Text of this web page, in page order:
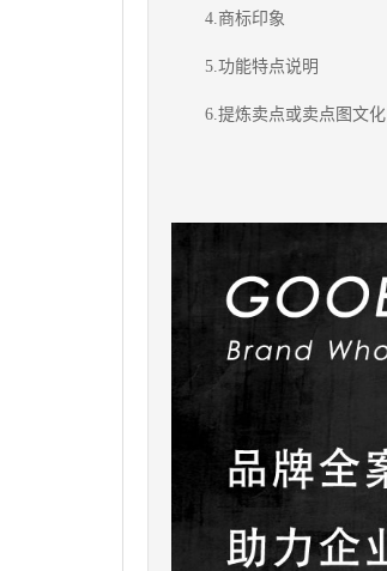
4.商标印象
5.功能特点说明
6.提炼卖点或卖点图文化